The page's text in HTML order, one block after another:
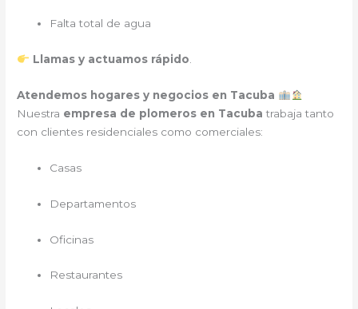
Falta total de agua
Llamas y actuamos rápido
Atendemos hogares y negocios en Tacuba
Nuestra empresa de plomeros en Tacuba trabaja tanto
con clientes residenciales como comerciales:
Casas
Departamentos
Oficinas
Restaurantes